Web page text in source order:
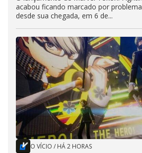
acabou ficando marcado por
desde sua chegada, em 6 de...
O VÍCIO / HÁ 2 HORAS